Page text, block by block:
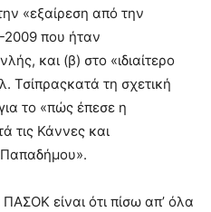
«εξαίρεση από την
2009 που ήταν
και (β) στο «ιδιαίτερο
Τσίπραςκατά τη σχετική
το «πώς έπεσε η
τις Κάννες και
είναι ότι πίσω απ’ όλα